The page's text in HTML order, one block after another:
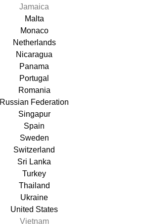
Jamaica
Malta
Monaco
Netherlands
Nicaragua
Panama
Portugal
Romania
Russian Federation
Singapur
Spain
Sweden
Switzerland
Sri Lanka
Turkey
Thailand
Ukraine
United States
Vietnam